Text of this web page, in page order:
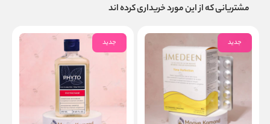
مشتریانی که از این مورد خریداری کرده اند
جدید جدید